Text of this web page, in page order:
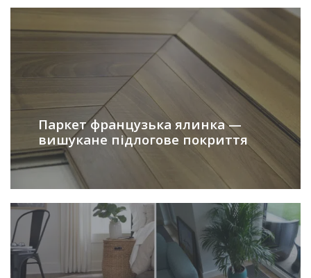
Паркет французька ялинка —
вишукане підлогове покриття